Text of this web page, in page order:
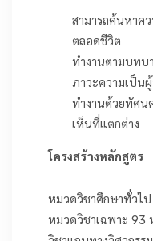
สามารถค้นหาคว
ตลอดชีวิต
ทำงานตามบทบ
ภาวะความเป็น
ทำงานด้วยทัศน
เห็นที่แตกต่าง
โครงสร้างหลักสูตร
หมวดวิชาศึกษาทั่วไ
หมวดวิชาเฉพาะ 93